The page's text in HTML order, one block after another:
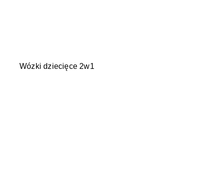
Wózki dziecięce 2w1